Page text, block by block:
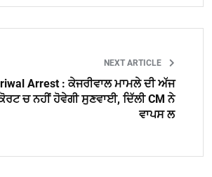
NEXT ARTICLE
Arrest : ਕੇਜਰੀਵਾਲ ਮਾਮਲੇ ਦੀ ਅੱਜ
ਚ ਨਹੀਂ ਹੋਵੇਗੀ ਸੁਣਵਾਈ, ਦਿੱਲੀ CM ਨੇ
ਵਾਪਸ ਲ